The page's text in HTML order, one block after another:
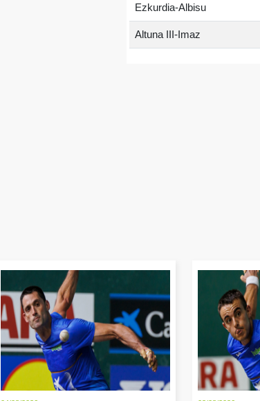
Ezkurdia-Albisu
Altuna III-Imaz